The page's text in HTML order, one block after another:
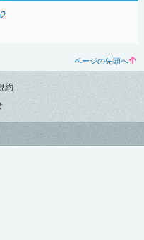
ページの先頭へ
約